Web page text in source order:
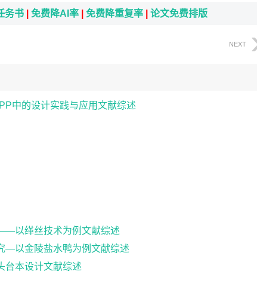
务书 免费降AI率 免费降重复率 论文免费排版
NEXT
中的设计实践与应用文献综述
以缂丝技术为例文献综述
—以金陵盐水鸭为例文献综述
台本设计文献综述